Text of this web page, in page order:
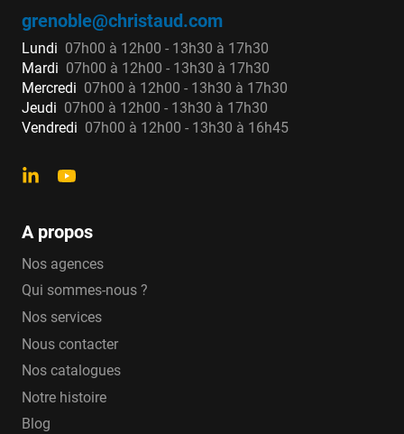
grenoble@christaud.com
Lundi 07h00 à 12h00 - 13h30 à 17h30
Mardi 07h00 à 12h00 - 13h30 à 17h30
Mercredi 07h00 à 12h00 - 13h30 à 17h30
Jeudi 07h00 à 12h00 - 13h30 à 17h30
Vendredi 07h00 à 12h00 - 13h30 à 16h45
A propos
Nos agences
Qui sommes-nous ?
Nos services
Nous contacter
Nos catalogues
Notre histoire
Blog